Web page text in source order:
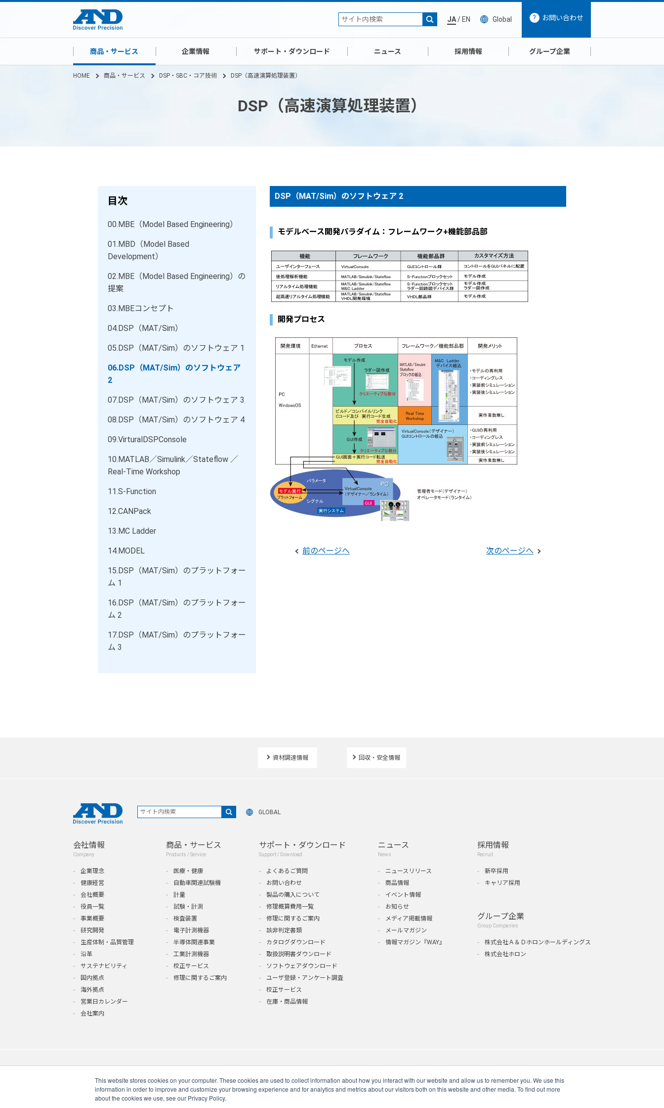
This website stores cookies on your computer. These cookies are used to collect information about how you interact with our website and allow us to remember you. We use this
information in order to improve and customize your browsing experience and for analytics and metrics about our visitors both on this website and other media. To find out more
about the cookies we use, see our Privacy Policy.
JA/ EN Global お問い合わせ
商品・サービス 企業情報 サポート・ダウンロード ニュース 採用情報 グループ企業
HOME 商品・サービス DSP・SBC・コア技術 DSP（高速演算処理装置）
DSP（高速演算処理装置）
DSP（MAT/Sim）のソフトウェア 2
モデルベース開発パラダイム：フレームワーク+機能部品部
開発プロセス
前のページへ 次のページへ
目次
00.MBE（Model Based Engineering）
01.MBD（Model Based
Development）
02.MBE（Model Based Engineering）の
提案
03.MBEコンセプト
04.DSP（MAT/Sim）
05.DSP（MAT/Sim）のソフトウェア 1
06.DSP（MAT/Sim）のソフトウェア
2
07.DSP（MAT/Sim）のソフトウェア 3
08.DSP（MAT/Sim）のソフトウェア 4
09.VirturalDSPConsole
10.MATLAB／Simulink／Stateflow ／
Real-Time Workshop
11.S-Function
12.CANPack
13.MC Ladder
14.MODEL
15.DSP（MAT/Sim）のプラットフォー
ム 1
16.DSP（MAT/Sim）のプラットフォー
ム 2
17.DSP（MAT/Sim）のプラットフォー
ム 3
資材調達情報 回収・安全情報
GLOBAL
会社情報
Company
企業理念
健康経営
会社概要
役員一覧
事業概要
研究開発
生産体制・品質管理
沿革
サステナビリティ
国内拠点
海外拠点
営業日カレンダー
会社案内
商品・サービス
Products / Service
医療・健康
自動車関連試験機
計量
試験・計測
検査装置
電子計測機器
半導体関連事業
工業計測機器
校正サービス
修理に関するご案内
サポート・ダウンロード
Support / Download
よくあるご質問
お問い合わせ
製品の購入について
修理概算費用一覧
修理に関するご案内
該非判定書類
カタログダウンロード
取扱説明書ダウンロード
ソフトウェアダウンロード
ユーザ登録・アンケート調査
校正サービス
在庫・商品情報
ニュース
News
ニュースリリース
商品情報
イベント情報
お知らせ
メディア掲載情報
メールマガジン
情報マガジン『WAY』
採用情報
Recruit
新卒採用
キャリア採用
グループ企業
Group Companies
株式会社Ａ＆Ｄホロンホールディングス
株式会社ホロン